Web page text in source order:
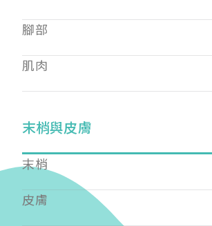
腳部
肌肉
末梢與皮膚
末梢
皮膚
【會費】
入會費新臺幣1200元，於會員入會
費1200元，於每年度繳納。
入會費新臺幣3000元，於會員入會時
費3000元，於每年度繳納。
戶名: 社團法人台灣自律神經健康培
帳號: 003-03-501566-2
銀行: (013) 國泰世華 南京東路分行